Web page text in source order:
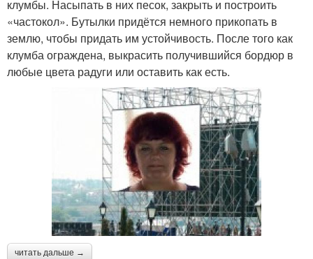
клумбы. Насыпать в них песок, закрыть и построить
«частокол». Бутылки придётся немного прикопать в
землю, чтобы придать им устойчивость. После того как
клумба ограждена, выкрасить получившийся бордюр в
любые цвета радуги или оставить как есть.
читать дальше →